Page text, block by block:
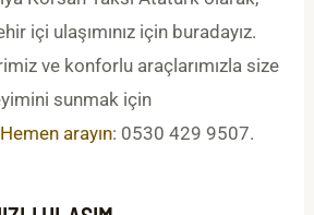
içi ulaşımınız için buradayız.
ve konforlu araçlarımızla size
sunmak için
Hemen arayın: 0530 429 9507.